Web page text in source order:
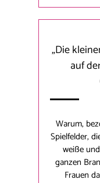
„Die
auf
Warum,
Spielfelder,
weiße
ganzen
Frauen